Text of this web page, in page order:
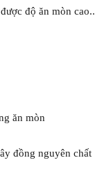
độ ăn mòn cao..
ăn mòn
đồng nguyên chất